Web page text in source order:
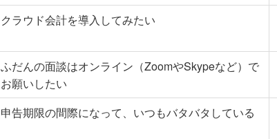
クラウド会計を導入してみたい
ふだんの面談はオンライン（ZoomやSkypeなど）で
お願いしたい
申告期限の間際になって、いつもバタバタしている